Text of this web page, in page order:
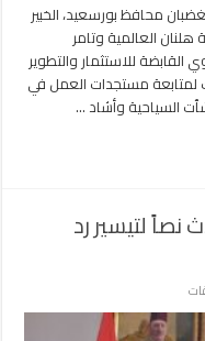
محافظ بورسعيد، الخبير
العالمية وتامر
للاستثمار والتطوير
لمتابعة مستجدات العمل في
السياحية وأشاد …
لتيسير رد
قانون
القيمة